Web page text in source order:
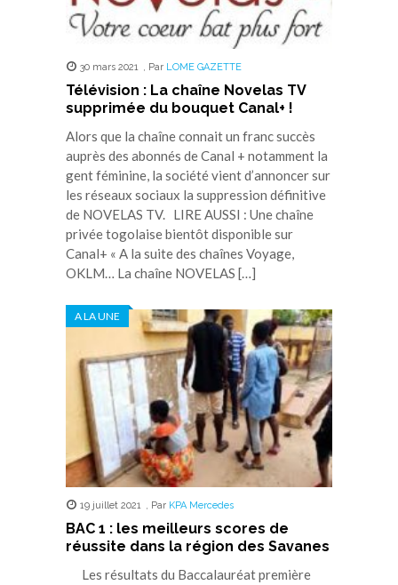
30 mars 2021 , Par LOME GAZETTE
Télévision : La chaîne Novelas TV
supprimée du bouquet Canal+ !
Alors que la chaîne connait un franc succès
auprès des abonnés de Canal + notamment la
gent féminine, la société vient d’annoncer sur
les réseaux sociaux la suppression définitive
de NOVELAS TV. LIRE AUSSI : Une chaîne
privée togolaise bientôt disponible sur
Canal+ « A la suite des chaînes Voyage,
OKLM… La chaîne NOVELAS […]
A LA UNE
19 juillet 2021 , Par KPA Mercedes
BAC 1 : les meilleurs scores de
réussite dans la région des Savanes
Les résultats du Baccalauréat première